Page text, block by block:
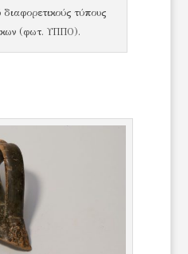
τύπους
(φωτ. ΥΠΠΟ).